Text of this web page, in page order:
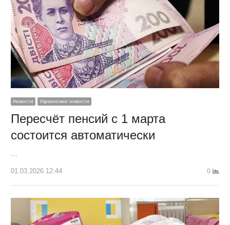
Новости Украинские новости
Пересчёт пенсий с 1 марта
состоится автоматически
01.03.2026 12:44 0